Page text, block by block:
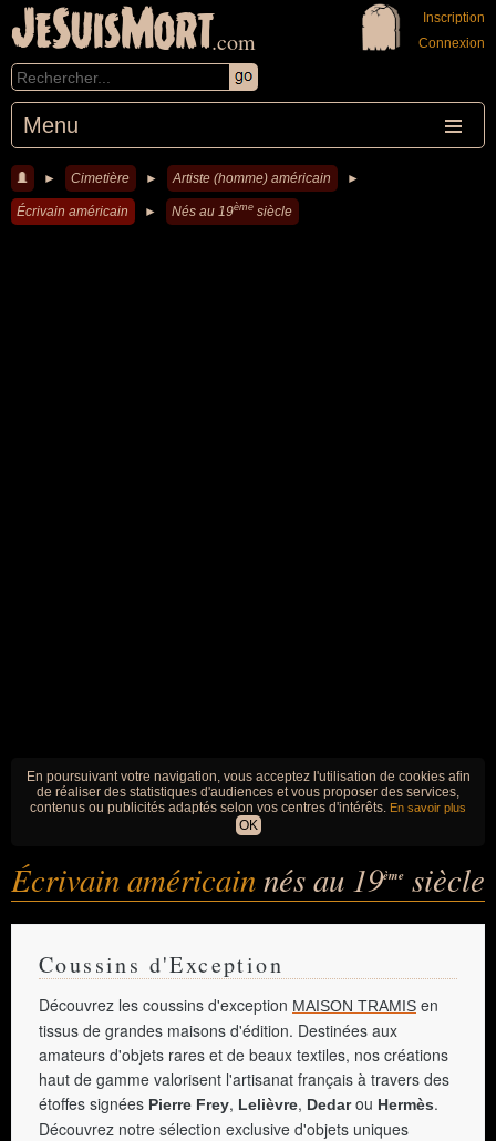
JeSuisMort.com
Menu
Inscription
Connexion
► Cimetière ► Artiste (homme) américain ►
Écrivain américain ► Nés au 19ème siècle
En poursuivant votre navigation, vous acceptez l'utilisation de cookies afin
de réaliser des statistiques d'audiences et vous proposer des services,
contenus ou publicités adaptés selon vos centres d'intérêts. En savoir plus
OK
Écrivain américainnés au 19ème siècle
Coussins d'Exception
Découvrez les coussins d'exception MAISON TRAMIS en
tissus de grandes maisons d'édition. Destinées aux
amateurs d'objets rares et de beaux textiles, nos créations
haut de gamme valorisent l'artisanat français à travers des
étoffes signées Pierre Frey, Lelièvre, Dedarou Hermès.
Découvrez notre sélection exclusive d'objets uniques